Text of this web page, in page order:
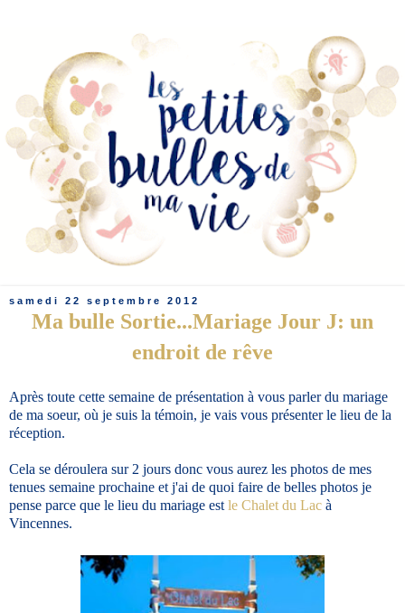
samedi 22 septembre 2012
Ma bulle Sortie...Mariage Jour J: un
endroit de rêve
Après toute cette semaine de présentation à vous parler du mariage
de ma soeur, où je suis la témoin, je vais vous présenter le lieu de la
réception.
Cela se déroulera sur 2 jours donc vous aurez les photos de mes
tenues semaine prochaine et j'ai de quoi faire de belles photos je
pense parce que le lieu du mariage est le Chalet du Lac à
Vincennes.